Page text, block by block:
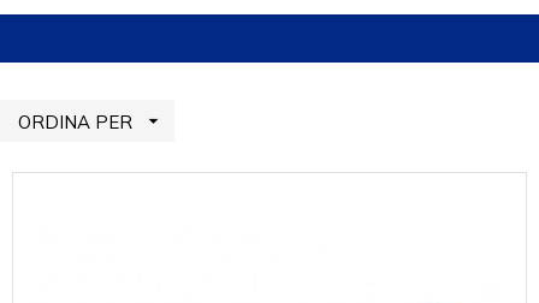
ORDINA PER 